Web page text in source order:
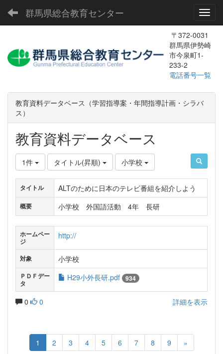
群馬県総合教育センター
〒372-0031
群馬県伊勢崎
市今泉町1-
233-2
電話番号一覧
教育資料データベース（学習指導案・年間指導計画・シラバ
ス）
教育資料データベース
1件 タイトル(昇順) 小学校
タイトル ALTのために日本のテレビ番組を紹介しよう
概要 小学校 外国語活動 4年 長研
ホームペー
ジ
http://
対象 小学校
ＰＤＦデー
タ
H29小外長研.pdf 934
0 0 詳細を表示
1 2 3 4 5 6 7 8 9 »